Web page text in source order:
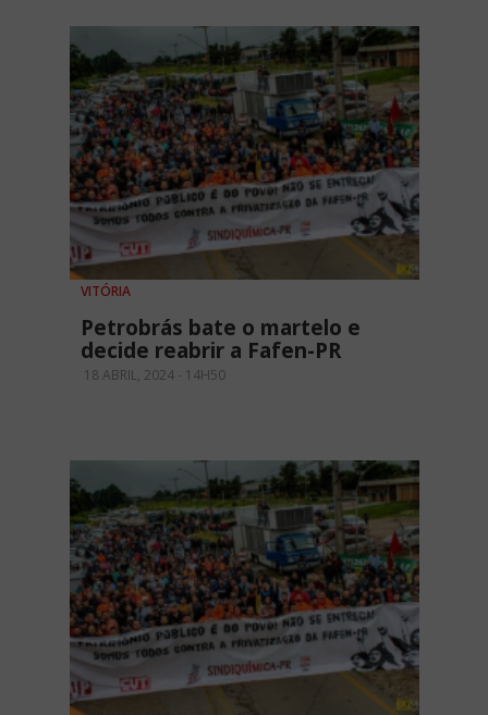
VITÓRIA
Petrobrás bate o martelo e
decide reabrir a Fafen-PR
18 ABRIL, 2024 - 14H50